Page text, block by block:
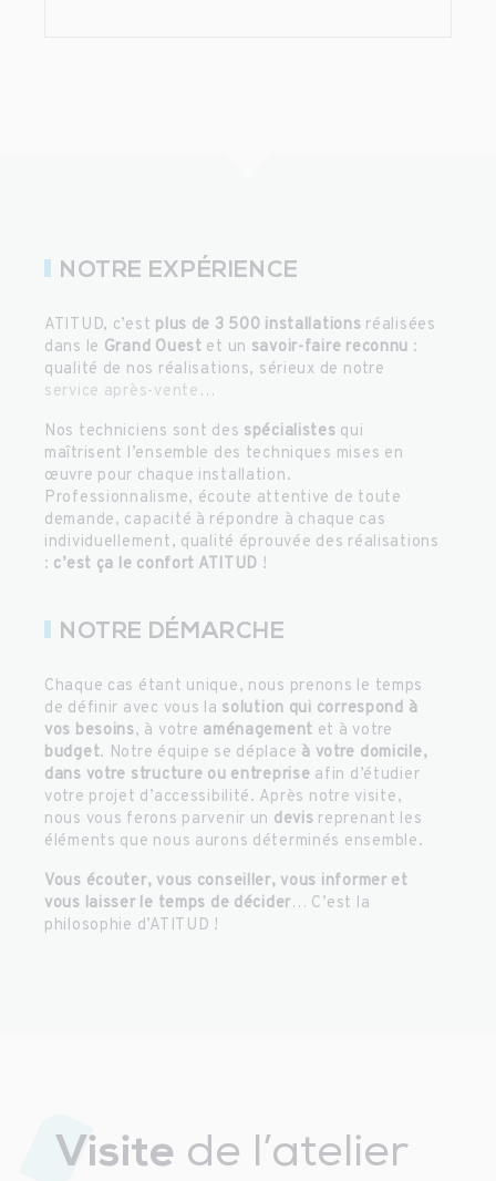
NOTRE EXPÉRIENCE
ATITUD, c’est plus de 3 500 installations réalisées
dans le Grand Ouest et un savoir-faire reconnu :
qualité de nos réalisations, sérieux de notre
service après-vente …
Nos techniciens sont des spécialistes qui
maîtrisent l’ensemble des techniques mises en
œuvre pour chaque installation.
Professionnalisme, écoute attentive de toute
demande, capacité à répondre à chaque cas
individuellement, qualité éprouvée des réalisations
: c’est ça le confort ATITUD !
NOTRE DÉMARCHE
Chaque cas étant unique, nous prenons le temps
de définir avec vous la solution qui correspond à
vos besoins, à votre aménagement et à votre
budget. Notre équipe se déplace à votre domicile,
dans votre structure ou entreprise afin d’étudier
votre projet d’accessibilité. Après notre visite,
nous vous ferons parvenir un devis reprenant les
éléments que nous aurons déterminés ensemble.
Vous écouter, vous conseiller, vous informer et
vous laisser le temps de décider… C’est la
philosophie d’ATITUD !
Visite de l’atelier